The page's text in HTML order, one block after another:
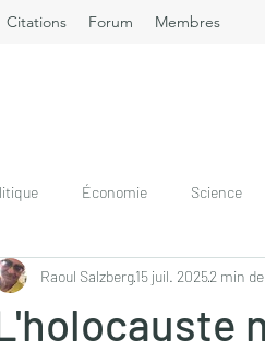
Citations Forum Membres
Économie Science
Raoul Salzberg15 juil. 20252 min